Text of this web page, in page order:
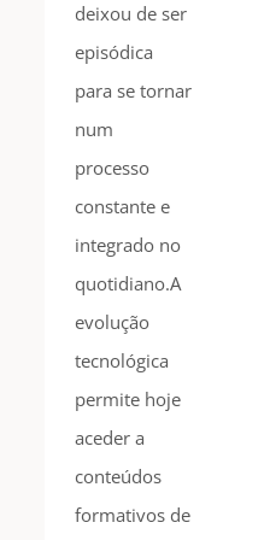
deixou de ser
episódica
para se tornar
num
processo
constante e
integrado no
quotidiano.A
evolução
tecnológica
permite hoje
aceder a
conteúdos
formativos de